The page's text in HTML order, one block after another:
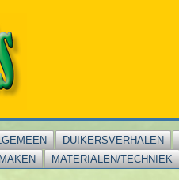
DUIKERSVERHALEN
MATERIALEN/TECHNIEK